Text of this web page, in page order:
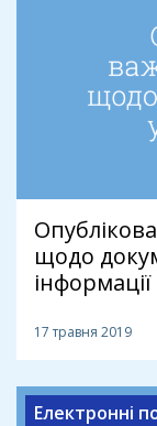
щодо
інформації
17 травня 2019
Електронні